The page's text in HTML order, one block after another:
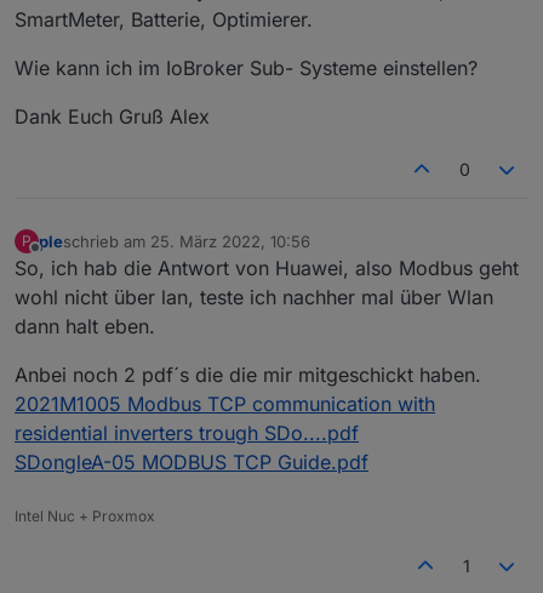
SmartMeter, Batterie, Optimierer.
Wie kann ich im IoBroker Sub- Systeme einstellen?
Dank Euch Gruß Alex
0
P
Offline
pleschrieb am 25. März 2022, 10:56
zuletzt editiert von
So, ich hab die Antwort von Huawei, also Modbus geht
wohl nicht über lan, teste ich nachher mal über Wlan
dann halt eben.
Anbei noch 2 pdf´s die die mir mitgeschickt haben.
2021M1005 Modbus TCP communication with
residential inverters trough SDo....pdf
SDongleA-05 MODBUS TCP Guide.pdf
Intel Nuc + Proxmox
1